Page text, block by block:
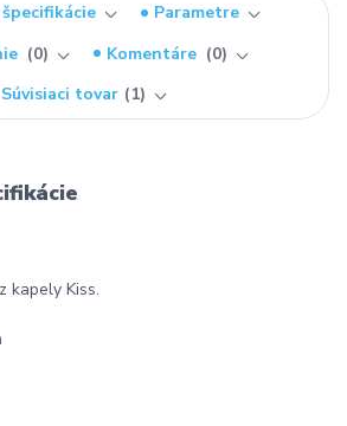
Parametre
0 Komentáre
0
Súvisiaci tovar
1
kapely Kiss.